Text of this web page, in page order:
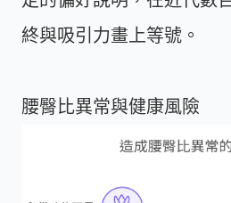
終與吸引力畫上等號。
腰臀比異常與健康風險